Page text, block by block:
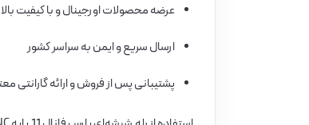
عرضه محصولات اورجینال و با کیفیت بالا
ارسال سریع و ایمن به سراسر کشور
پشتیبانی پس از فروش و ارائه گارانتی